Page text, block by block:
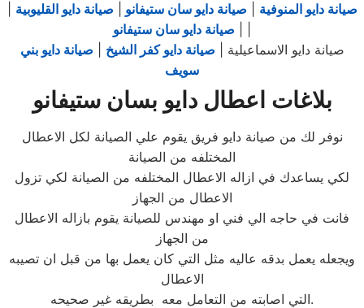
صيانة دايو المنوفية صيانة دايو سان ستيفانو
صيانة دايو القليوبية
صيانة دايو سان ستيفانو
صيانة دايو الاسماعيلية | صيانة دايو كفر الشيخ
صيانة دايو بني
سويف
بلاغات اعطال دايو بسان ستيفانو
نوفر لك من صيانة دايو فريق يقوم علي الصيانة لكل الاعطال
المختلفه من الصيانة
لكي يساعدك في ازاله الاعطال المختلفه من الصيانة لكي تزول
الاعطال من الجهاز
فانت في حاجه الي فني او مهندس للصيانة يقوم بازاله الاعطال
من الجهاز
ويجعله يعمل بدقه عاليه مثل التي كان يعمل بها من قبل ان تصيبه
الاعطال
التي اصابته من التعامل معه بطريقه غير صحيحه.